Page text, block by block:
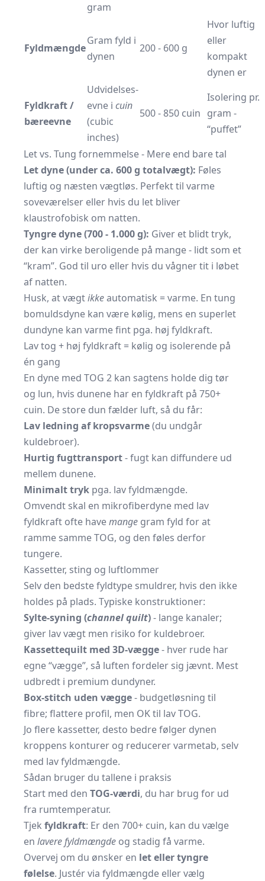
gram
Fyldmængde
Gram fyld i
dynen
200 - 600 g
Hvor luftig
eller
kompakt
dynen er
Fyldkraft /
bæreevne
Udvidelses­
evne i cuin
(cubic
inches)
500 - 850 cuin
Isolering pr.
gram -
“puffet”
Let vs. Tung fornemmelse - Mere end bare tal
Let dyne (under ca. 600 g totalvægt): Føles
luftig og næsten vægtløs. Perfekt til varme
soveværelser eller hvis du let bliver
klaustrofobisk om natten.
Tyngre dyne (700 - 1.000 g): Giver et blidt tryk,
der kan virke beroligende på mange - lidt som et
“kram”. God til uro eller hvis du vågner tit i løbet
af natten.
Husk, at vægtikkeautomatisk = varme. En tung
bomuldsdyne kan være kølig, mens en superlet
dundyne kan varme fint pga. høj fyldkraft.
Lav tog + høj fyldkraft = kølig og isolerende på
én gang
En dyne med TOG 2 kan sagtens holde dig tør
og lun, hvis dunene har en fyldkraft på 750+
cuin. De store dun fælder luft, så du får:
Lav ledning af kropsvarme(du undgår
kuldebroer).
Hurtig fugttransport- fugt kan diffundere ud
mellem dunene.
Minimalt tryk pga. lav fyldmængde.
Omvendt skal en mikrofiberdyne med lav
fyldkraft ofte havemange gram fyld for at
ramme samme TOG, og den føles derfor
tungere.
Kassetter, sting og luftlommer
Selv den bedste fyldtype smuldrer, hvis den ikke
holdes på plads. Typiske konstruktioner:
Sylte-syning (channel quilt)- lange kanaler;
giver lav vægt men risiko for kuldebroer.
Kassettequilt med 3D-vægge- hver rude har
egne “vægge”, så luften fordeler sig jævnt. Mest
udbredt i premium dundyner.
Box-stitch uden vægge- budgetløsning til
fibre; flattere profil, men OK til lav TOG.
Jo flere kassetter, desto bedre følger dynen
kroppens konturer og reducerer varme­tab, selv
med lav fyldmængde.
Sådan bruger du tallene i praksis
Start med den TOG-værdi, du har brug for ud
fra rumtemperatur.
Tjek fyldkraft: Er den 700+ cuin, kan du vælge
en lavere fyldmængde og stadig få varme.
Overvej om du ønsker en let eller tyngre
følelse. Justér via fyldmængde eller vælg